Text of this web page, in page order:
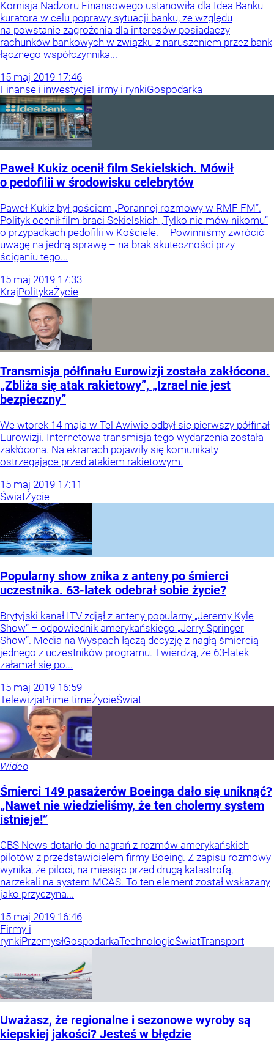
Komisja Nadzoru Finansowego ustanowiła dla Idea Banku
kuratora w celu poprawy sytuacji banku, ze względu
na powstanie zagrożenia dla interesów posiadaczy
rachunków bankowych w związku z naruszeniem przez bank
łącznego współczynnika...
15 maj 2019 17:46
Finanse i inwestycjeFirmy i rynkiGospodarka
Paweł Kukiz ocenił film Sekielskich. Mówił
o pedofilii w środowisku celebrytów
Paweł Kukiz był gościem „Porannej rozmowy w RMF FM”.
Polityk ocenił film braci Sekielskich „Tylko nie mów nikomu”
o przypadkach pedofilii w Kościele. – Powinniśmy zwrócić
uwagę na jedną sprawę – na brak skuteczności przy
ściganiu tego...
15 maj 2019 17:33
KrajPolitykaŻycie
Transmisja półfinału Eurowizji została zakłócona.
„Zbliża się atak rakietowy”, „Izrael nie jest
bezpieczny”
We wtorek 14 maja w Tel Awiwie odbył się pierwszy półfinał
Eurowizji. Internetowa transmisja tego wydarzenia została
zakłócona. Na ekranach pojawiły się komunikaty
ostrzegające przed atakiem rakietowym.
15 maj 2019 17:11
ŚwiatŻycie
Popularny show znika z anteny po śmierci
uczestnika. 63-latek odebrał sobie życie?
Brytyjski kanał ITV zdjął z anteny popularny „Jeremy Kyle
Show” – odpowiednik amerykańskiego „Jerry Springer
Show”. Media na Wyspach łączą decyzję z nagłą śmiercią
jednego z uczestników programu. Twierdzą, że 63-latek
załamał się po...
15 maj 2019 16:59
TelewizjaPrime timeŻycieŚwiat
Wideo
Śmierci 149 pasażerów Boeinga dało się uniknąć?
„Nawet nie wiedzieliśmy, że ten cholerny system
istnieje!”
CBS News dotarło do nagrań z rozmów amerykańskich
pilotów z przedstawicielem firmy Boeing. Z zapisu rozmowy
wynika, że piloci, na miesiąc przed drugą katastrofą,
narzekali na system MCAS. To ten element został wskazany
jako przyczyna...
15 maj 2019 16:46
Firmy i
rynkiPrzemysłGospodarkaTechnologieŚwiatTransport
Uważasz, że regionalne i sezonowe wyroby są
kiepskiej jakości? Jesteś w błędzie